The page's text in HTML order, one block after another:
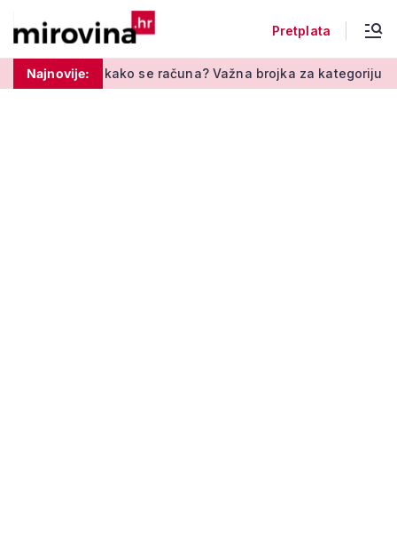
Pretplata
Najnovije:
se računa? Važna brojka za kategoriju štednje u drugom